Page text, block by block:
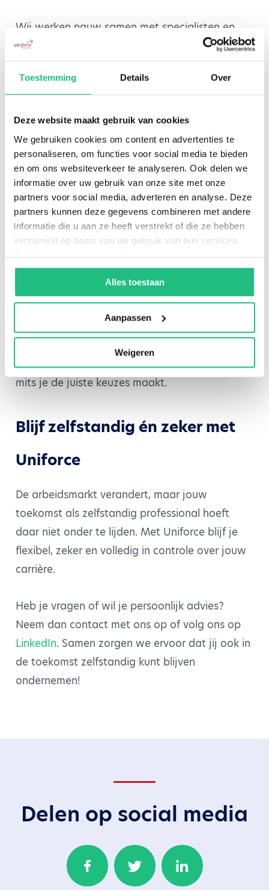
Toestemming Details Over
Deze website maakt gebruik van cookies
We gebruiken cookies om content en advertenties te
personaliseren, om functies voor social media te bieden
en om ons websiteverkeer te analyseren. Ook delen we
informatie over uw gebruik van onze site met onze
partners voor social media, adverteren en analyse. Deze
partners kunnen deze gegevens combineren met andere
informatie die u aan ze heeft verstrekt of die ze hebben
verzameld op basis van uw gebruik van hun services.
Bekijk hier decookiemelding.
Alles toestaan
Aanpassen
Weigeren
Wij werken nauw samen met specialisten en
voldoen aan de strenge normen van onder
meer de VVDN, zodat jij altijd kunt vertrouwen
op de juiste ondersteuning.
Wat kan ik nu al doen om
voorbereid te zijn?
Breng je huidige werkrelaties in kaart.
Check of je aan de zelfstandig criteria
voldoet.
Vraag vrijblijvend advies bij Uniforce.
ondernemerschap niet in de weg te staan —
mits je de juiste keuzes maakt.
Blijf zelfstandig én zeker met
Uniforce
De arbeidsmarkt verandert, maar jouw
toekomst als zelfstandig professional hoeft
daar niet onder te lijden. Met Uniforce blijf je
flexibel, zeker en volledig in controle over jouw
carrière.
Heb je vragen of wil je persoonlijk advies?
Neem dan contact met ons op of volg ons op
LinkedIn. Samen zorgen we ervoor dat jij ook in
de toekomst zelfstandig kunt blijven
ondernemen!
Delen op social media